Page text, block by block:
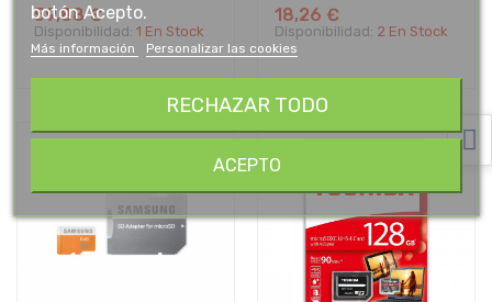
59,88 €
Disponibilidad: 1 En Stock
18,26 €
Disponibilidad: 2 En Stock
botón Acepto.
Más información Personalizar las cookies
RECHAZAR TODO
ACEPTO